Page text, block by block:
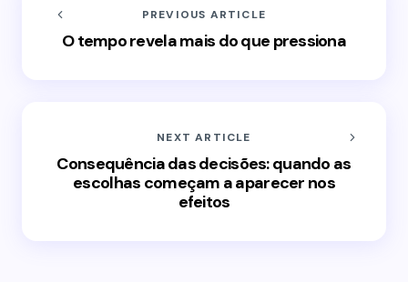
PREVIOUS ARTICLE
O tempo revela mais do que pressiona
NEXT ARTICLE
Consequência das decisões: quando as
escolhas começam a aparecer nos
efeitos